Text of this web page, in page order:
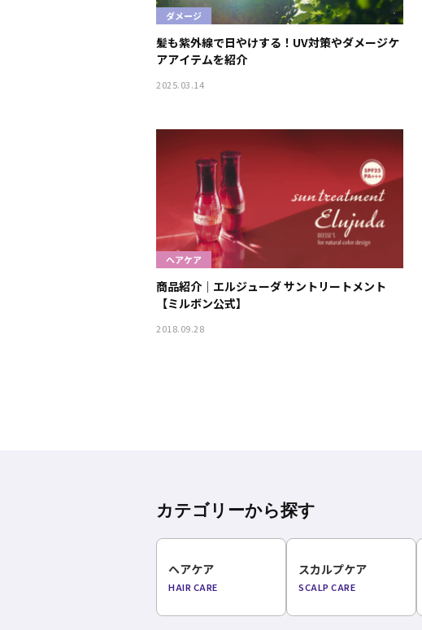
ダメージ
髪も紫外線で日やけする！UV対策やダメージケ
アアイテムを紹介
2025.03.14
ヘアケア
商品紹介｜エルジューダ サントリートメント
【ミルボン公式】
2018.09.28
カテゴリーから探す
ヘアケア
HAIR CARE
スカルプケア
SCALP CARE